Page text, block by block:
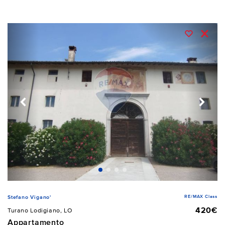
Stefano Vigano' RE/MAX Class
Turano Lodigiano, LO
420€
Appartamento